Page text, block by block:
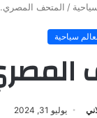
/ المتحف
سياحية
يوليو 31, 2024